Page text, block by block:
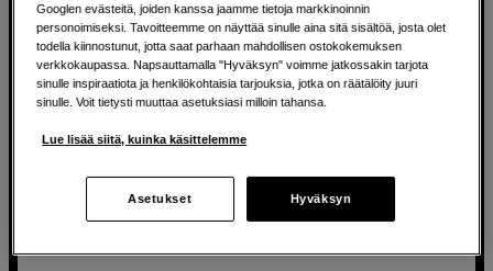
Googlen evästeitä, joiden kanssa jaamme tietoja markkinoinnin
personoimiseksi. Tavoitteemme on näyttää sinulle aina sitä sisältöä, josta olet
todella kiinnostunut, jotta saat parhaan mahdollisen ostokokemuksen
verkkokaupassa. Napsauttamalla "Hyväksyn" voimme jatkossakin tarjota
sinulle inspiraatiota ja henkilökohtaisia tarjouksia, jotka on räätälöity juuri
sinulle. Voit tietysti muuttaa asetuksiasi milloin tahansa.
Lue lisää siitä, kuinka käsittelemme
Asetukset Hyväksyn